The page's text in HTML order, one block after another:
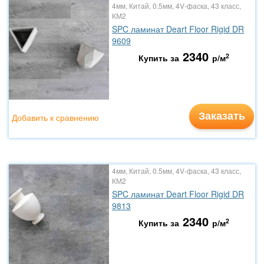
4мм, Китай, 0.5мм, 4V-фаска, 43 класс,
КМ2
SPC ламинат Deart Floor Rigid DR
9609
Купить за 2340 р/м2
Заказать
Добавить к сравнению
4мм, Китай, 0.5мм, 4V-фаска, 43 класс,
КМ2
SPC ламинат Deart Floor Rigid DR
9813
Купить за 2340 р/м2